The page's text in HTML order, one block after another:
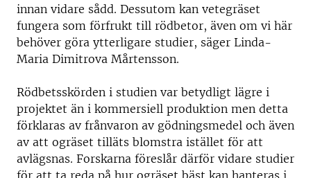
innan vidare sådd. Dessutom kan vetegräset
fungera som förfrukt till rödbetor, även om vi här
behöver göra ytterligare studier, säger Linda-
Maria Dimitrova Mårtensson.
Rödbetsskörden i studien var betydligt lägre i
projektet än i kommersiell produktion men detta
förklaras av frånvaron av gödningsmedel och även
av att ogräset tilläts blomstra istället för att
avlägsnas. Forskarna föreslår därför vidare studier
för att ta reda på hur ogräset bäst kan hanteras i